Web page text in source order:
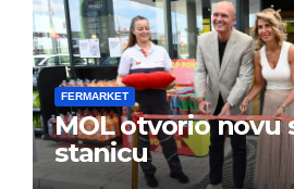
FERMARKET
MOL otvorio novu
stanicu